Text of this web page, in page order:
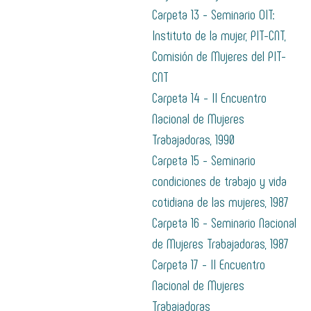
Carpeta 13 - Seminario OIT:
Instituto de la mujer, PIT-CNT,
Comisión de Mujeres del PIT-
CNT
Carpeta 14 - II Encuentro
Nacional de Mujeres
Trabajadoras, 1990
Carpeta 15 - Seminario
condiciones de trabajo y vida
cotidiana de las mujeres, 1987
Carpeta 16 - Seminario Nacional
de Mujeres Trabajadoras, 1987
Carpeta 17 - II Encuentro
Nacional de Mujeres
Trabajadoras